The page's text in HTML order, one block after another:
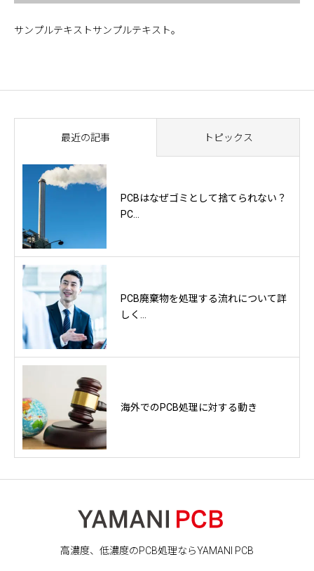
サンプルテキストサンプルテキスト。
最近の記事 トピックス
PCBはなぜゴミとして捨てられない？
PC...
PCB廃棄物を処理する流れについて詳
しく...
海外でのPCB処理に対する動き
高濃度、低濃度のPCB処理ならYAMANI PCB